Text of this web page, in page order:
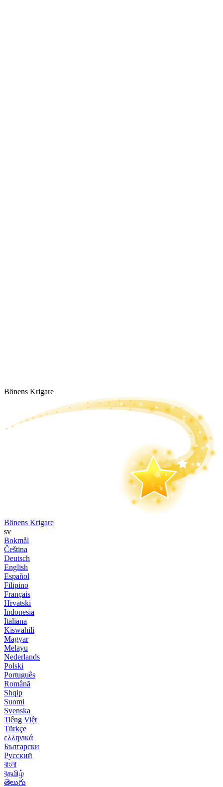
Bönens Krigare
Bönens Krigare
sv
Bokmål
Čeština
Deutsch
English
Español
Filipino
Français
Hrvatski
Indonesia
Italiana
Kiswahili
Magyar
Melayu
Nederlands
Polski
Português
Română
Shqip
Suomi
Svenska
Tiếng Việt
Türkçe
ελληνικά
Български
Русский
বাংলা
বதமிழ்
తెలుగు